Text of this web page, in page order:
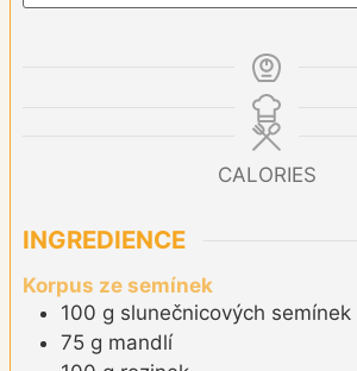
CALORIES
INGREDIENCE
Korpus ze semínek
100 g slunečnicových semínek
75 g mandlí